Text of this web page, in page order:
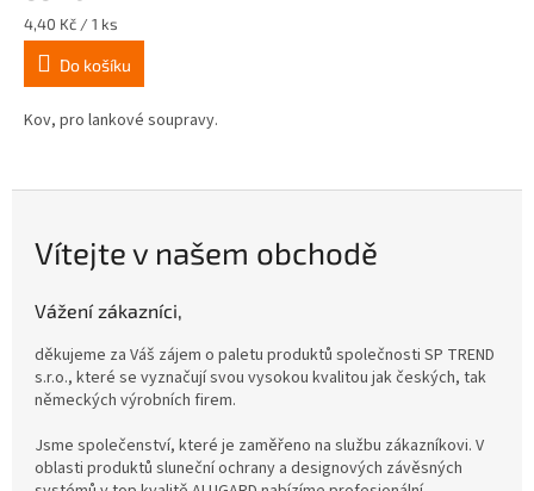
Měrná
cena:
4,40 Kč / 1 ks
Do košíku
Kov, pro lankové soupravy.
Vítejte v našem obchodě
Vážení zákazníci,
děkujeme za Váš zájem o paletu produktů společnosti SP TREND
s.r.o., které se vyznačují svou vysokou kvalitou jak českých, tak
německých výrobních firem.
Jsme společenství, které je zaměřeno na službu zákazníkovi. V
oblasti produktů sluneční ochrany a designových závěsných